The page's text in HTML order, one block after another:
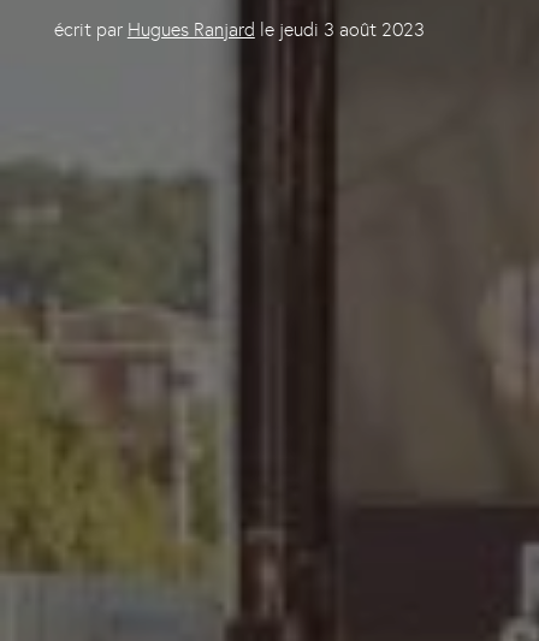
écrit par Hugues Ranjard le jeudi 3 août 2023